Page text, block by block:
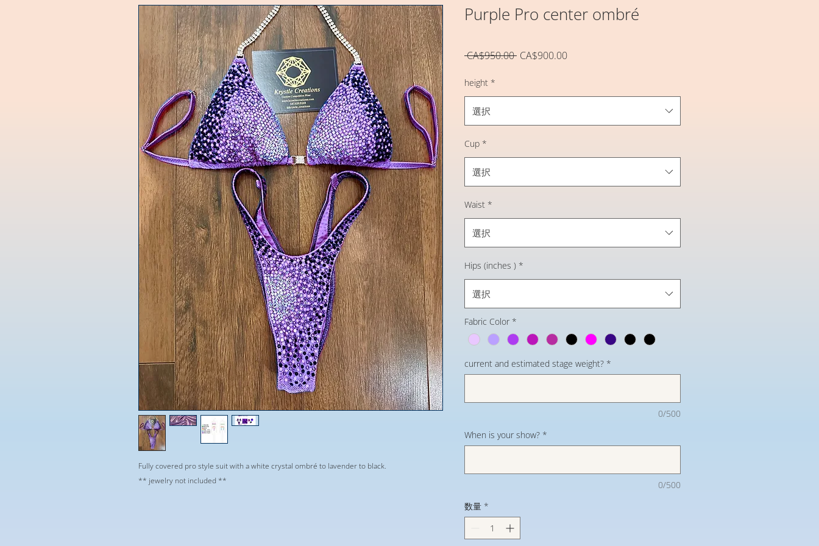
Fully covered pro style suit with a white crystal ombré to lavender to black.
** jewelry not included **
Purple Pro center ombré
CA$950.00 通
格
CA$900.00セ
価
height *
選択
Cup *
選択
Waist *
選択
Hips (inches ) *
選択
Fabric Color *
current and estimated stage weight? *
0/500
When is your show? *
0/500
数量 *